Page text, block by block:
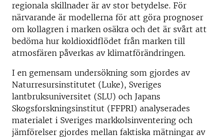
regionala skillnader är av stor betydelse. För
närvarande är modellerna för att göra prognoser
om kollagren i marken osäkra och det är svårt att
bedöma hur koldioxidflödet från marken till
atmosfären påverkas av klimatförändringen.
I en gemensam undersökning som gjordes av
Naturresursinstitutet (Luke), Sveriges
lantbruksuniversitet (SLU) och Japans
Skogsforskningsinstitut (FFPRI) analyserades
materialet i Sveriges markkolsinventering och
jämförelser gjordes mellan faktiska mätningar av